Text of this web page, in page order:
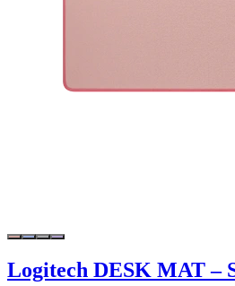
Logitech DESK MAT –